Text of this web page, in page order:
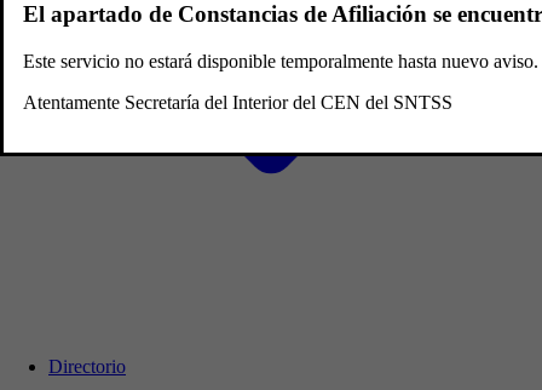
Directorio
El apartado de Constancias de Afiliación se
Este servicio no estará disponible temporalmente hasta nuevo
Atentamente Secretaría del Interior del CEN del SNTSS